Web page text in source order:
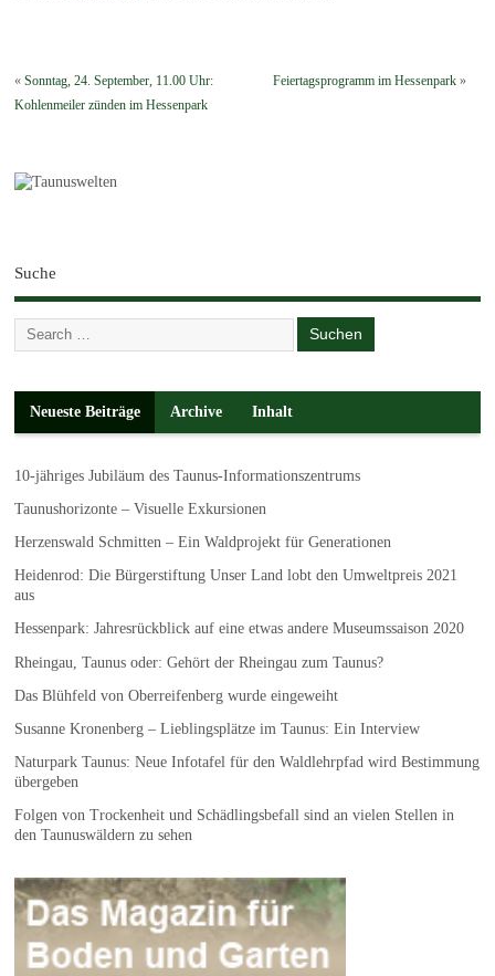
«Sonntag, 24. September, 11.00 Uhr:
Kohlenmeiler zünden im Hessenpark
Feiertagsprogramm im Hessenpark»
Suche
Neueste Beiträge Archive Inhalt
10-jähriges Jubiläum des Taunus-Informationszentrums
Taunushorizonte – Visuelle Exkursionen
Herzenswald Schmitten – Ein Waldprojekt für Generationen
Heidenrod: Die Bürgerstiftung Unser Land lobt den Umweltpreis 2021
aus
Hessenpark: Jahresrückblick auf eine etwas andere Museumssaison 2020
Rheingau, Taunus oder: Gehört der Rheingau zum Taunus?
Das Blühfeld von Oberreifenberg wurde eingeweiht
Susanne Kronenberg – Lieblingsplätze im Taunus: Ein Interview
Naturpark Taunus: Neue Infotafel für den Waldlehrpfad wird Bestimmung
übergeben
Folgen von Trockenheit und Schädlingsbefall sind an vielen Stellen in
den Taunuswäldern zu sehen